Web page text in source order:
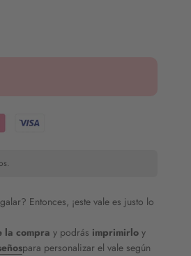
Entonces, ¡este vale es justo lo
la compra y podrás imprimirlo y
para personalizar el vale según